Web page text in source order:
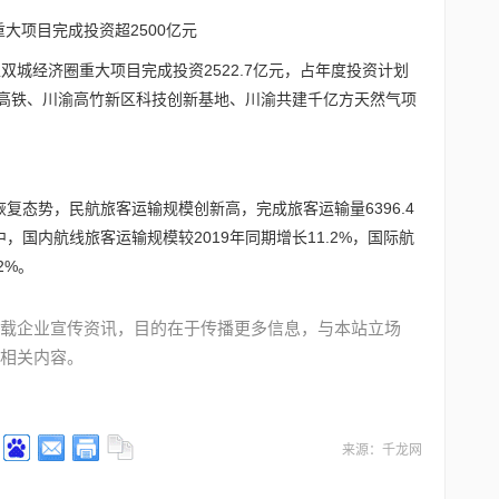
项目完成投资超2500亿元
城经济圈重大项目完成投资2522.7亿元，占年度投资计划
铁、川渝高竹新区科技创新基地、川渝共建千亿方天然气项
态势，民航旅客运输规模创新高，完成旅客运输量6396.4
国内航线旅客运输规模较2019年同期增长11.2%，国际航
。
企业宣传资讯，目的在于传播更多信息，与本站立场
关内容。
来源：千龙网